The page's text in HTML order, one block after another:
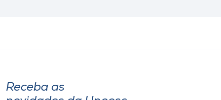
Receba as